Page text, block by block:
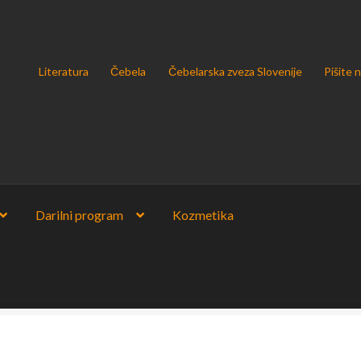
Literatura Čebela Čebelarska zveza Slovenije Pišite
Darilni program Kozmetika